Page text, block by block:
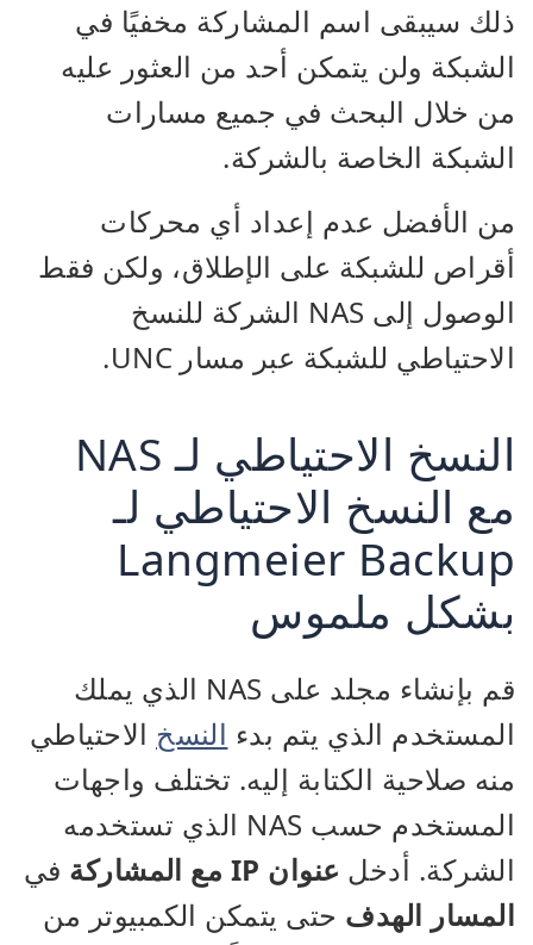
ذلك سيبقى اسم المشاركة مخفيًا في
الشبكة ولن يتمكن أحد من العثور عليه
من خلال البحث في جميع مسارات
الشبكة الخاصة بالشركة.
من الأفضل عدم إعداد أي محركات
أقراص للشبكة على الإطلاق، ولكن فقط
الوصول إلى NAS الشركة للنسخ
الاحتياطي للشبكة عبر مسار UNC.
النسخ الاحتياطي لـ NAS
مع النسخ الاحتياطي لـ
Langmeier Backup
بشكل ملموس
قم بإنشاء مجلد على NAS الذي يملك
المستخدم الذي يتم بدء النسخ الاحتياطي
منه صلاحية الكتابة إليه. تختلف واجهات
المستخدم حسب NAS الذي تستخدمه
الشركة. أدخل عنوان IP مع المشاركة
في
المسار الهدف حتى يتمكن الكمبيوتر من